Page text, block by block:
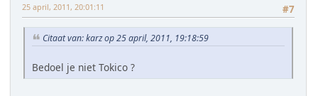
#7
25 april, 2011, 20:01:11
Citaat van: karz op 25 april, 2011, 19:18:59
Bedoel je niet Tokico ?